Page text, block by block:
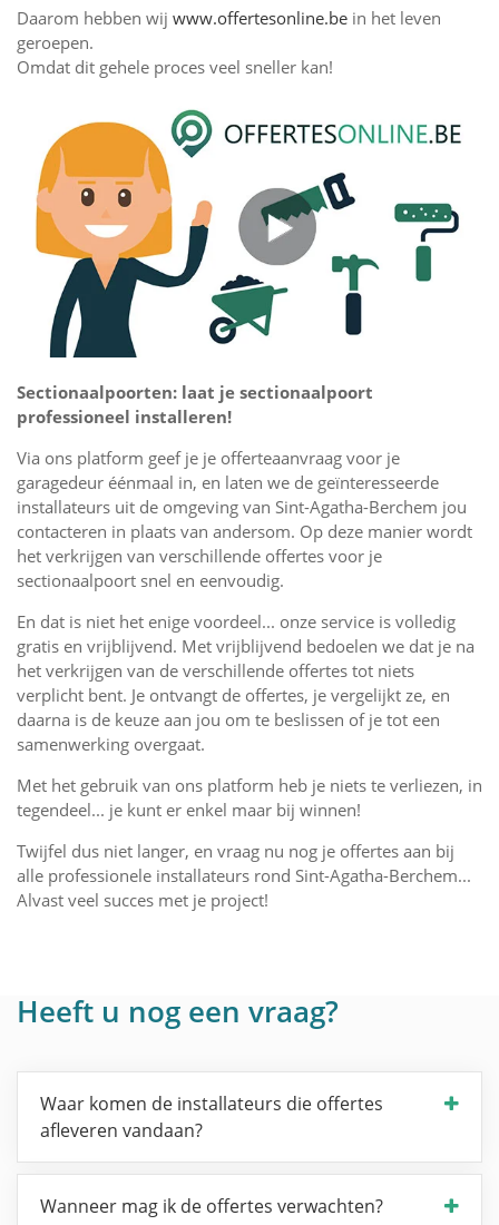
Daarom hebben wij www.offertesonline.be in het leven
geroepen.
Omdat dit gehele proces veel sneller kan!
Sectionaalpoorten: laat je sectionaalpoort
professioneel installeren!
Via ons platform geef je je offerteaanvraag voor je
garagedeur éénmaal in, en laten we de geïnteresseerde
installateurs uit de omgeving van Sint-Agatha-Berchem jou
contacteren in plaats van andersom. Op deze manier wordt
het verkrijgen van verschillende offertes voor je
sectionaalpoort snel en eenvoudig.
En dat is niet het enige voordeel... onze service is volledig
gratis en vrijblijvend. Met vrijblijvend bedoelen we dat je na
het verkrijgen van de verschillende offertes tot niets
verplicht bent. Je ontvangt de offertes, je vergelijkt ze, en
daarna is de keuze aan jou om te beslissen of je tot een
samenwerking overgaat.
Met het gebruik van ons platform heb je niets te verliezen, in
tegendeel... je kunt er enkel maar bij winnen!
Twijfel dus niet langer, en vraag nu nog je offertes aan bij
alle professionele installateurs rond Sint-Agatha-Berchem...
Alvast veel succes met je project!
Heeft u nog een vraag?
Waar komen de installateurs die offertes
afleveren vandaan?
Wanneer mag ik de offertes verwachten?